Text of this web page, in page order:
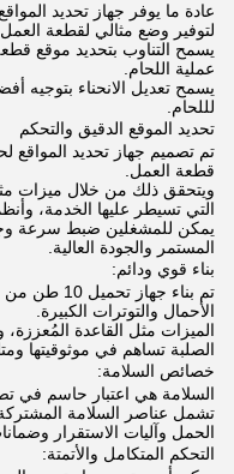
عادة ما يوفر جهاز تحديد
لتوفير وضع مثالي لقطعة العمل.
يسمح التناوب بتحديد موقع
عملية اللحام.
يسمح تعديل الانحناء بتوجيه
لللحام.
تحديد الموقع الدقيق والتحكم
قطعة العمل.
ويتحقق ذلك من خلال ميزات
التي تسيطر عليها الخدمة،
يمكن للمشغلين ضبط سرعة
المستمر والجودة العالية.
بناء قوي ودائم:
تم بناء
الأحمال والتوترات الكبيرة.
الميزات مثل القاعدة المُعززة،
الصلبة تساهم في موثوقيتها
خصائص السلامة:
السلامة هي اعتبار حاسم في تصميم
تشمل عناصر السلامة
الحمل وآليات الاستقرار
التحكم المتكامل والأتمتة: